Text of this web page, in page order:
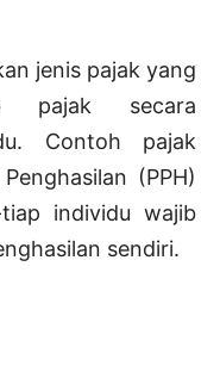
jenis pajak yang
pajak secara
Contoh pajak
(PPH)
individu wajib
sendiri.